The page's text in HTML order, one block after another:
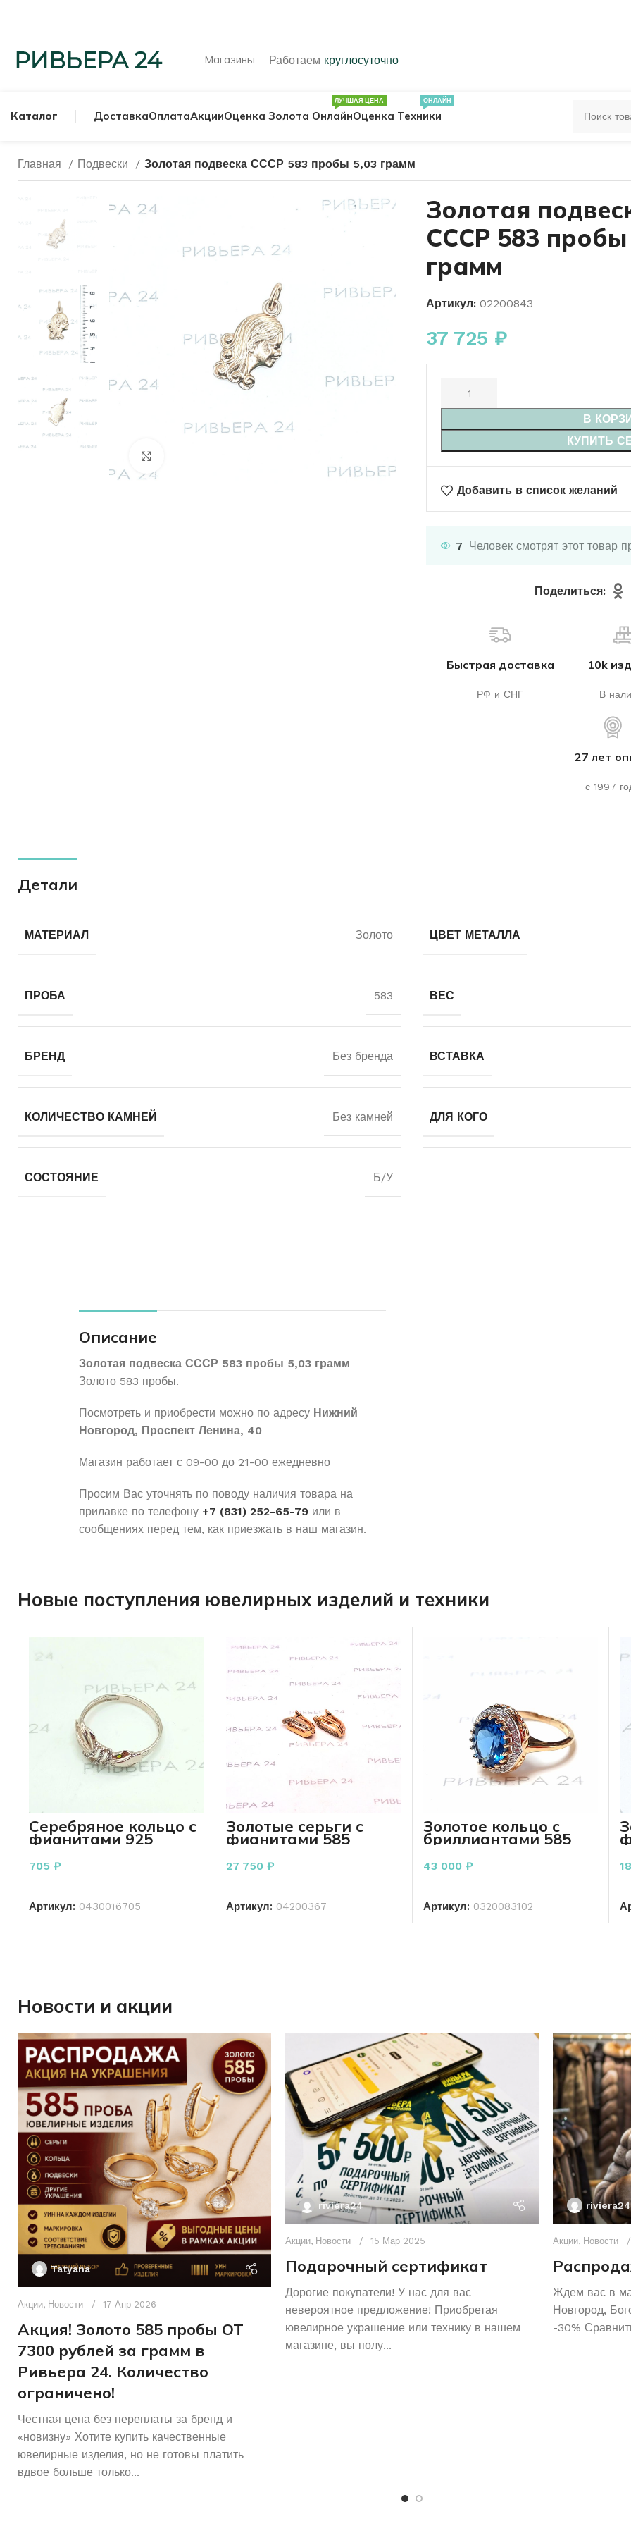
Магазины Работаем круглосуточно
Каталог
МУЖСКИЕ КОЛЬЦА ПЕЧАТКИ КОЛЬЦА 583 ПРОБЫ
ДоставкаОплатаАкцииОценка Золота Онлайн
ЛУЧШАЯ ЦЕНА
Оценка Техники
ОНЛАЙН
Главная Подвески Золотая подвеска СССР 583 пробы 5,03 грамм
Золотая
СССР 583 пробы
грамм
Артикул: 02200843
37 725 ₽
В
КУПИТЬ
Добавить в список желаний
7 Человек смотрят этот товар
Поделиться:
Быстрая доставка
РФ и СНГ
10k
В
27 лет
с 1997
Детали
МАТЕРИАЛ Золото ЦВЕТ МЕТАЛЛА
ПРОБА 583 ВЕС
БРЕНД Без бренда ВСТАВКА
КОЛИЧЕСТВО КАМНЕЙ Без камней ДЛЯ КОГО
СОСТОЯНИЕ Б/У
Описание
Золотая подвеска СССР 583 пробы 5,03 грамм
Золото 583 пробы.
Посмотреть и приобрести можно по адресу Нижний
Новгород, Проспект Ленина, 40
Магазин работает с 09-00 до 21-00 ежедневно
Просим Вас уточнять по поводу наличия товара на
прилавке по телефону +7 (831) 252-65-79 или в
сообщениях перед тем, как приезжать в наш магазин.
Новые поступления ювелирных изделий и техники
Серебряное кольцо с
фианитами 925
пробы 1.41 грамм 17-
5 р-р
705 ₽
Артикул: 0430016705
Золотые серьги с
фианитами 585
проба 3.70 грамм
27 750 ₽
Артикул: 04200367
Золотое кольцо с
бриллиантами 585
пробы 3.68 грамм
43 000 ₽
Артикул: 0320083102
Новости и акции
Tatyana
Акции, Новости 17 Апр 2026
Акция! Золото 585 пробы ОТ
7300 рублей за грамм в
Ривьера 24. Количество
ограничено!
Честная цена без переплаты за бренд и
«новизну» Хотите купить качественные
ювелирные изделия, но не готовы платить
вдвое больше только...
riviera24
Акции, Новости 15 Мар 2025
Подарочный сертификат
Дорогие покупатели! У нас для вас
невероятное предложение! Приобретая
ювелирное украшение или технику в нашем
магазине, вы полу...
riviera24
Акции, Новости
Ждем вас в
Новгород,
-30%